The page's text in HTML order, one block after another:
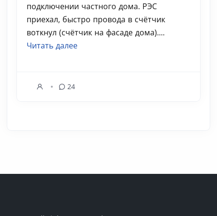
подключении частного дома. РЭС
приехал, быстро провода в счётчик
воткнул (счётчик на фасаде дома)....
Читать далее
24